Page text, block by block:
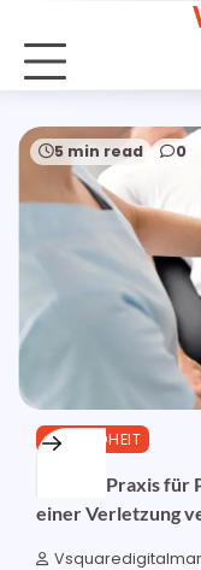
content
5 min read 0
GESUNDHEIT
Wie ein Praxis
einer Verletzung